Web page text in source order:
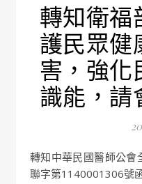
轉知衛福
護民眾健
害，強化
識能，請
轉知中華民國醫師公會全國聯合會114年10月2日全醫
聯字第1140001306號